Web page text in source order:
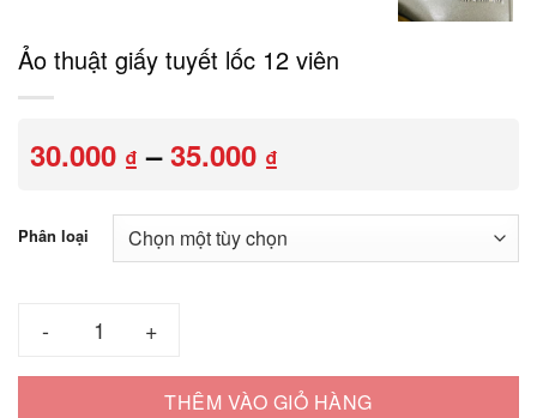
Ảo thuật giấy tuyết lốc 12 viên
30.000 ₫ – 35.000 ₫
30.000 ₫
đến
Phân loại
THÊM VÀO GIỎ HÀNG